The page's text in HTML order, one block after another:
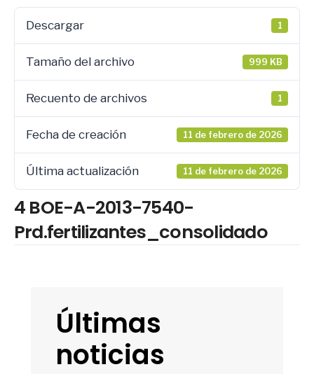
Descargar 1
Tamaño del archivo 999 KB
Recuento de archivos 1
Fecha de creación 11 de febrero de 2026
Última actualización 11 de febrero de 2026
4 BOE-A-2013-7540-
Prd.fertilizantes_consolidado
Últimas
noticias